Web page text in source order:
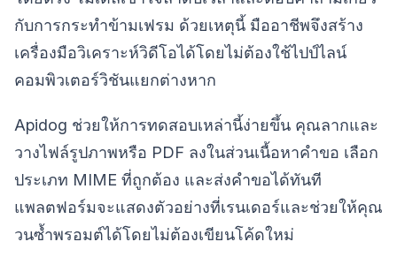
กับการกระทำข้ามเฟรม ด้วยเหตุนี้ มืออาชีพจึงสร้าง
เครื่องมือวิเคราะห์วิดีโอได้โดยไม่ต้องใช้ไปป์ไลน์
คอมพิวเตอร์วิชันแยกต่างหาก
Apidog ช่วยให้การทดสอบเหล่านี้ง่ายขึ้น คุณลากและ
วางไฟล์รูปภาพหรือ PDF ลงในส่วนเนื้อหาคำขอ เลือก
ประเภท MIME ที่ถูกต้อง และส่งคำขอได้ทันที
แพลตฟอร์มจะแสดงตัวอย่างที่เรนเดอร์และช่วยให้คุณ
วนซ้ำพรอมต์ได้โดยไม่ต้องเขียนโค้ดใหม่